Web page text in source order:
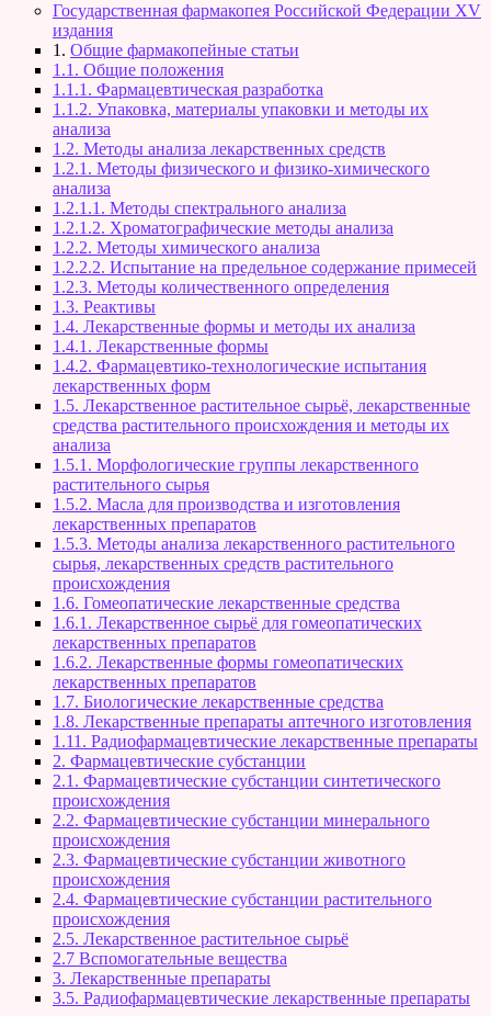
Государственная фармакопея Российской Федерации XV
издания
1. Общие фармакопейные статьи
1.1. Общие положения
1.1.1. Фармацевтическая разработка
1.1.2. Упаковка, материалы упаковки и методы их
анализа
1.2. Методы анализа лекарственных средств
1.2.1. Методы физического и физико-химического
анализа
1.2.1.1. Методы спектрального анализа
1.2.1.2. Хроматографические методы анализа
1.2.2. Методы химического анализа
1.2.2.2. Испытание на предельное содержание примесей
1.2.3. Методы количественного определения
1.3. Реактивы
1.4. Лекарственные формы и методы их анализа
1.4.1. Лекарственные формы
1.4.2. Фармацевтико-технологические испытания
лекарственных форм
1.5. Лекарственное растительное сырьё, лекарственные
средства растительного происхождения и методы их
анализа
1.5.1. Морфологические группы лекарственного
растительного сырья
1.5.2. Масла для производства и изготовления
лекарственных препаратов
1.5.3. Методы анализа лекарственного растительного
сырья, лекарственных средств растительного
происхождения
1.6. Гомеопатические лекарственные средства
1.6.1. Лекарственное сырьё для гомеопатических
лекарственных препаратов
1.6.2. Лекарственные формы гомеопатических
лекарственных препаратов
1.7. Биологические лекарственные средства
1.8. Лекарственные препараты аптечного изготовления
1.11. Радиофармацевтические лекарственные препараты
2. Фармацевтические субстанции
2.1. Фармацевтические субстанции синтетического
происхождения
2.2. Фармацевтические субстанции минерального
происхождения
2.3. Фармацевтические субстанции животного
происхождения
2.4. Фармацевтические субстанции растительного
происхождения
2.5. Лекарственное растительное сырьё
2.7 Вспомогательные вещества
3. Лекарственные препараты
3.5. Радиофармацевтические лекарственные препараты